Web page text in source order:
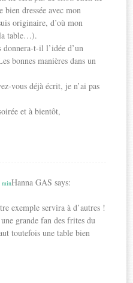
bien dressée avec mon
originaire, d’où mon
table…).
donnera-t-il l’idée d’un
bonnes manières dans un
vous déjà écrit, je n’ai pas
et à bientôt,
Hanna GAS says:
min
exemple servira à d’autres !
grande fan des frites du
toutefois une table bien